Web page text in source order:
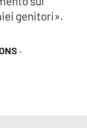
·
genitori».